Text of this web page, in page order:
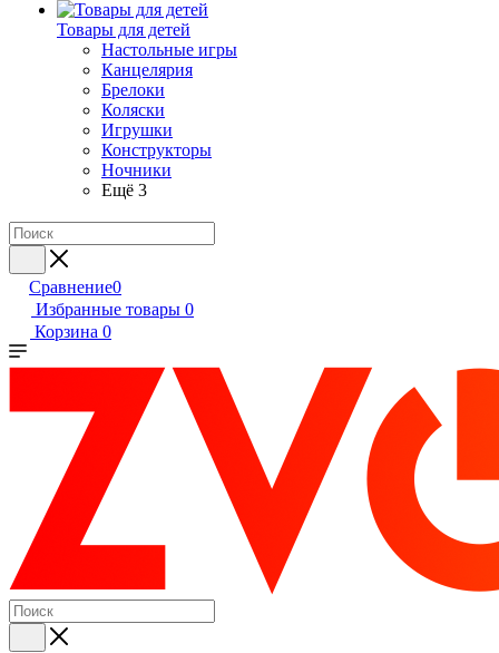
Товары для детей
Настольные игры
Канцелярия
Брелоки
Коляски
Игрушки
Конструкторы
Ночники
Ещё 3
Сравнение0
Избранные товары 0
Корзина 0